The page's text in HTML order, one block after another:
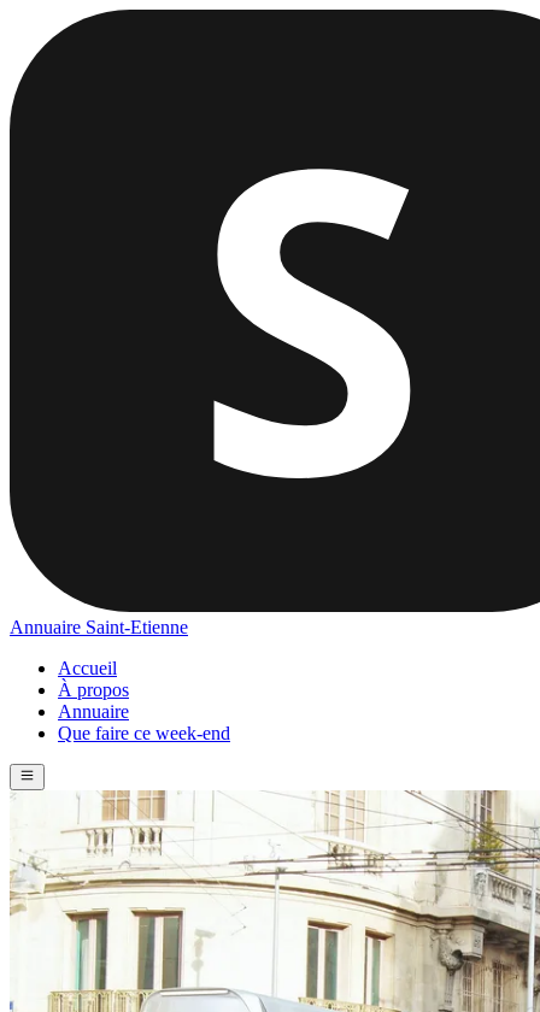
Annuaire Saint-Etienne
Accueil
À propos
Annuaire
Que faire ce week-end